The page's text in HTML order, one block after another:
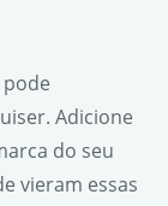
pode
Adicione
do seu
vieram essas